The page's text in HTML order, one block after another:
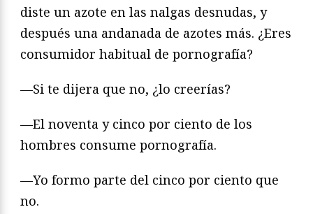
diste un azote en las nalgas desnudas, y
después una andanada de azotes más. ¿Eres
consumidor habitual de pornografía?
—Si te dijera que no, ¿lo creerías?
—El noventa y cinco por ciento de los
hombres consume pornografía.
—Yo formo parte del cinco por ciento que
no.